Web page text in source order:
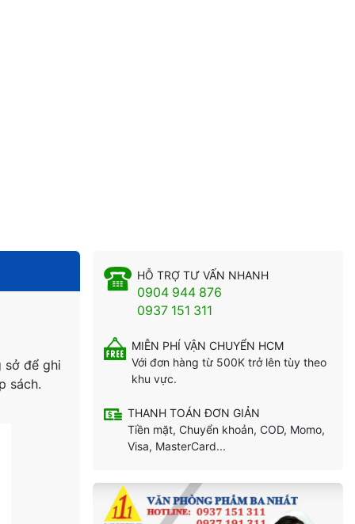
sở để ghi
sách.
HỖ TRỢ TƯ VẤN NHANH
0904 944 876
0937 151 311
MIỄN PHÍ VẬN CHUYỂN HCM
Với đơn hàng từ 500K trở lên tùy theo
khu vực.
THANH TOÁN ĐƠN GIẢN
Tiền mặt, Chuyển khoản, COD, Momo,
Visa, MasterCard...